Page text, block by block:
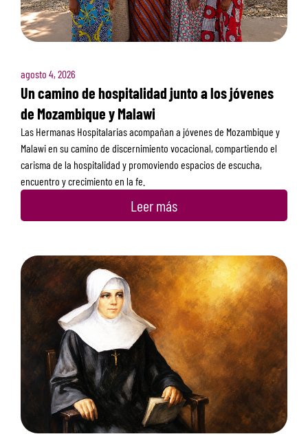
agosto 4, 2026
Un camino de hospitalidad junto a los jóvenes
de Mozambique y Malawi
Las Hermanas Hospitalarias acompañan a jóvenes de Mozambique y
Malawi en su camino de discernimiento vocacional, compartiendo el
carisma de la hospitalidad y promoviendo espacios de escucha,
encuentro y crecimiento en la fe.
Leer más